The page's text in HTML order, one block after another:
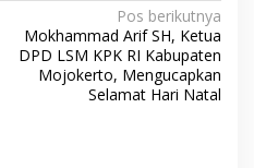
Pos berikutnya
Mokhammad Arif SH, Ketua
DPD LSM KPK RI Kabupaten
Mojokerto, Mengucapkan
Selamat Hari Natal